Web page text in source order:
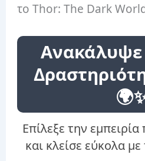
το Thor: The Dark
Ανακάλυψε
Επίλεξε την
και κλείσε εύκολα